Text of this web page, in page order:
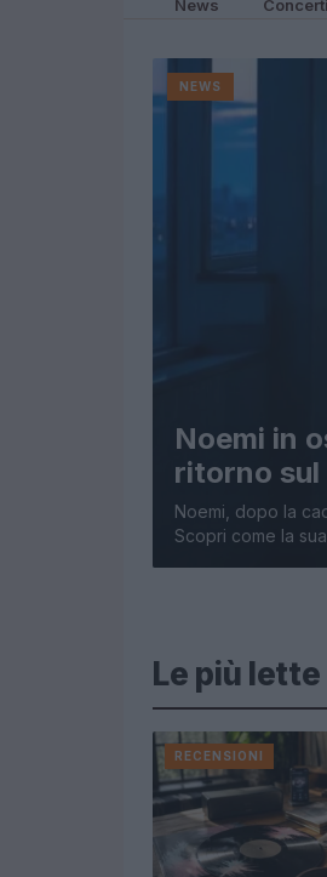
News Concerti
NEWS
Noemi in
ritorno sul
Noemi, dopo la
Scopri come la
Le più
RECENSIONI